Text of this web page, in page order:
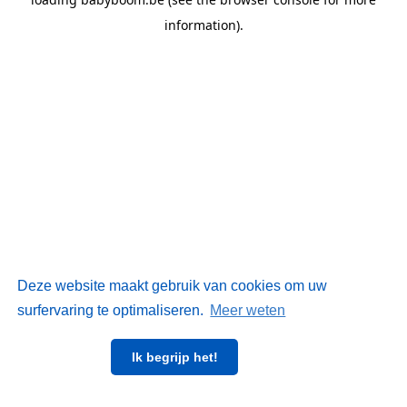
Deze website maakt gebruik van cookies om uw
surfervaring te optimaliseren. Meer weten
Ik begrijp het!
information).